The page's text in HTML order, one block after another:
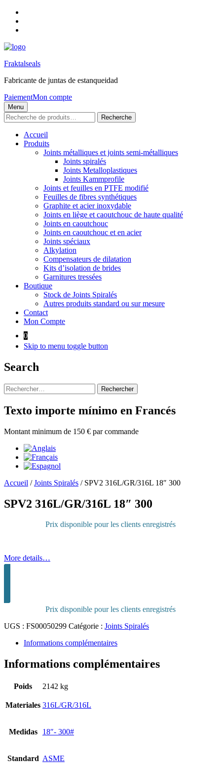
content
footer
Fraktalseals
Fabricante de juntas de estanqueidad
PaiementMon compte
Menu
Recherche
pour :
Recherche
Accueil
Produits
Joints métalliques et joints semi-métalliques
Joints spiralés
Joints Metalloplastiques
Joints Kammprofile
Joints et feuilles en PTFE modifié
Feuilles de fibres synthétiques
Graphite et acier inoxydable
Joints en liège et caoutchouc de haute qualité
Joints en caoutchouc
Joints en caoutchouc et en acier
Joints spéciaux
Alkylation
Compensateurs de dilatation
Kits d’isolation de brides
Garnitures tressées
Boutique
Stock de Joints Spiralés
Autres produits standard ou sur mesure
Contact
Mon Compte
0
Skip to menu toggle button
Search
Rechercher :
Texto importe mínimo en Francés
Montant minimum de 150 € par commande
Accueil /Joints Spiralés / SPV2 316L/GR/316L 18″ 300
SPV2 316L/GR/316L 18″ 300
Prix disponible pour les clients enregistrés
More details…
Prix disponible pour les clients enregistrés
UGS : FS00050299 Catégorie : Joints Spiralés
Informations complémentaires
Informations complémentaires
Poids 2142 kg
Materiales 316L/GR/316L
Medidas 18″- 300#
Standard ASME